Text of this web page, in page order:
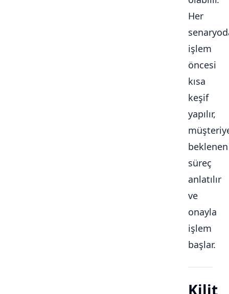
Her
işlem
öncesi
kısa
keşif
yapılır,
beklenen
süreç
anlatılır
ve
onayla
işlem
başlar.
Kilit